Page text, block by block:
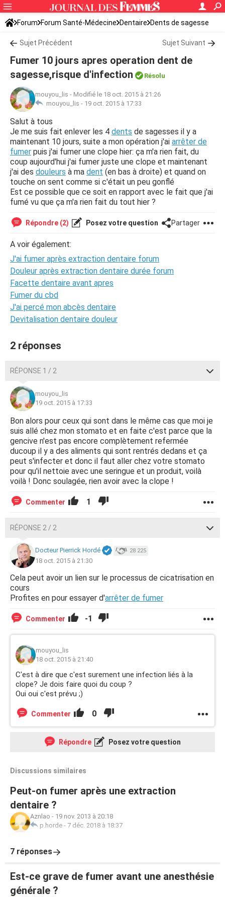
Forum Forum Santé-Médecine Dentaire Dents de sagesse
Sujet Précédent Sujet Suivant
Fumer 10 jours apres operation dent de
sagesse,risque d'infection
Résolu
mouyou_lis - Modifié le 18 oct. 2015 à 21:26
mouyou_lis - 19 oct. 2015 à 17:33
Salut à tous
Je me suis fait enlever les 4 dents de sagesses il y a
maintenant 10 jours, suite a mon opération j'ai arrêter de
fumer puis j'ai fumer une clope hier: ça m'a rien fait, du
coup aujourd'hui j'ai fumer juste une clope et maintenant
j'ai des douleurs à ma dent (en bas à droite) et quand on
touche on sent comme si c'était un peu gonflé
Est ce possible que ce soit en rapport avec le fait que j'ai
fumé vu que ça m'a rien fait du tout hier ?
Répondre (2) Posez votre question Partager
A voir également:
J'ai fumer après extraction dentaire forum
Douleur après extraction dentaire durée forum
Facette dentaire avant apres
Fumer du cbd
J'ai percé mon abcès dentaire
Devitalisation dentaire douleur
2 réponses
RÉPONSE 1 / 2
mouyou_lis
19 oct. 2015 à 17:33
Bon alors pour ceux qui sont dans le même cas que moi je
suis allé chez mon stomato et en faite c'est parce que la
gencive n'est pas encore complètement refermée
ducoup il y a des aliments qui sont rentrés dedans et ça
peut s'infecter et donc il faut aller chez votre stomato
pour qu'il nettoie avec une seringue et un produit, voilà
voilà ! Donc soulagée, rien avoir avec la clope !
Commenter 1
RÉPONSE 2 / 2
Docteur Pierrick Hordé 28 225
18 oct. 2015 à 21:30
Cela peut avoir un lien sur le processus de cicatrisation en
cours
Profites en pour essayer d'arrêter de fumer
Commenter -1
mouyou_lis
18 oct. 2015 à 21:40
C'est à dire que c'est surement une infection liés à la
clope? Je dois faire quoi du coup ?
Oui oui c'est prévu ;)
Commenter 0
Répondre Posez votre question
Discussions similaires
Peut-on fumer après une extraction
dentaire ?
Aznlao - 19 nov. 2013 à 20:18
p.horde - 7 déc. 2018 à 18:37
7 réponses
Est-ce grave de fumer avant une anesthésie
générale ?